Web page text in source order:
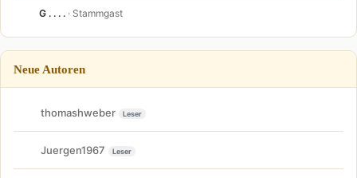
G . . . . · Stammgast
Neue Autoren
thomashweber Leser
Juergen1967 Leser